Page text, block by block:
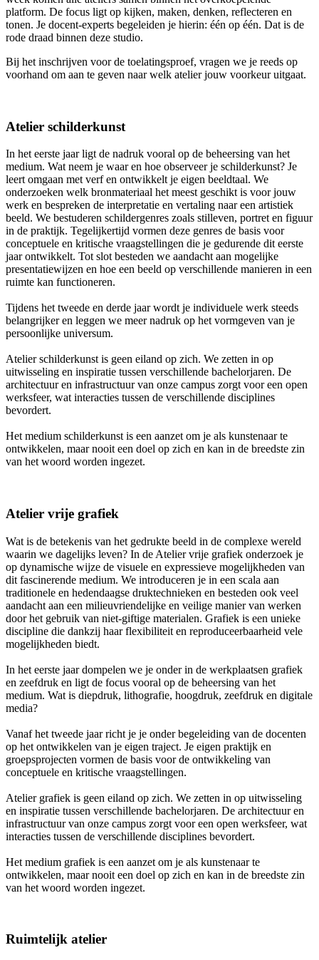
platform. De focus ligt op kijken, maken, denken, reflecteren en
tonen. Je docent-experts begeleiden je hierin: één op één. Dat is de
rode draad binnen deze studio.
Bij het inschrijven voor de toelatingsproef, vragen we je reeds op
voorhand om aan te geven naar welk atelier jouw voorkeur uitgaat.
Atelier schilderkunst
In het eerste jaar ligt de nadruk vooral op de beheersing van het
medium. Wat neem je waar en hoe observeer je schilderkunst? Je
leert omgaan met verf en ontwikkelt je eigen beeldtaal. We
onderzoeken welk bronmateriaal het meest geschikt is voor jouw
werk en bespreken de interpretatie en vertaling naar een artistiek
beeld. We bestuderen schildergenres zoals stilleven, portret en figuur
in de praktijk. Tegelijkertijd vormen deze genres de basis voor
conceptuele en kritische vraagstellingen die je gedurende dit eerste
jaar ontwikkelt. Tot slot besteden we aandacht aan mogelijke
presentatiewijzen en hoe een beeld op verschillende manieren in een
ruimte kan functioneren.
Tijdens het tweede en derde jaar wordt je individuele werk steeds
belangrijker en leggen we meer nadruk op het vormgeven van je
persoonlijke universum.
Atelier schilderkunst is geen eiland op zich. We zetten in op
uitwisseling en inspiratie tussen verschillende bachelorjaren. De
architectuur en infrastructuur van onze campus zorgt voor een open
werksfeer, wat interacties tussen de verschillende disciplines
bevordert.
Het medium schilderkunst is een aanzet om je als kunstenaar te
ontwikkelen, maar nooit een doel op zich en kan in de breedste zin
van het woord worden ingezet.
Atelier vrije grafiek
Wat is de betekenis van het gedrukte beeld in de complexe wereld
waarin we dagelijks leven? In de Atelier vrije grafiek onderzoek je
op dynamische wijze de visuele en expressieve mogelijkheden van
dit fascinerende medium. We introduceren je in een scala aan
traditionele en hedendaagse druktechnieken en besteden ook veel
aandacht aan een milieuvriendelijke en veilige manier van werken
door het gebruik van niet-giftige materialen. Grafiek is een unieke
discipline die dankzij haar flexibiliteit en reproduceerbaarheid vele
mogelijkheden biedt.
In het eerste jaar dompelen we je onder in de werkplaatsen grafiek
en zeefdruk en ligt de focus vooral op de beheersing van het
medium. Wat is diepdruk, lithografie, hoogdruk, zeefdruk en digitale
media?
Vanaf het tweede jaar richt je je onder begeleiding van de docenten
op het ontwikkelen van je eigen traject. Je eigen praktijk en
groepsprojecten vormen de basis voor de ontwikkeling van
conceptuele en kritische vraagstellingen.
Atelier grafiek is geen eiland op zich. We zetten in op uitwisseling
en inspiratie tussen verschillende bachelorjaren. De architectuur en
infrastructuur van onze campus zorgt voor een open werksfeer, wat
interacties tussen de verschillende disciplines bevordert.
Het medium grafiek is een aanzet om je als kunstenaar te
ontwikkelen, maar nooit een doel op zich en kan in de breedste zin
van het woord worden ingezet.
Ruimtelijk atelier